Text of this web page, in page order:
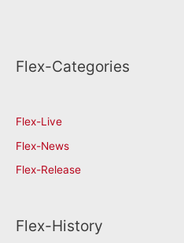
Flex-Categories
Flex-Live
Flex-News
Flex-Release
Flex-History